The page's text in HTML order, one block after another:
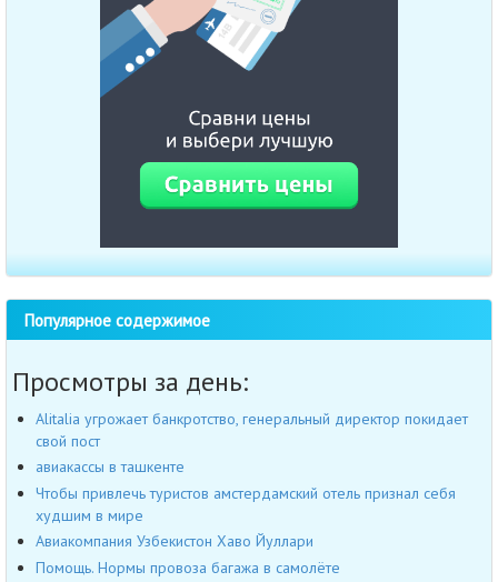
Популярное содержимое
Просмотры за день:
Alitalia угрожает банкротство, генеральный директор покидает
свой пост
авиакассы в ташкенте
Чтобы привлечь туристов амстердамский отель признал себя
худшим в мире
Авиакомпания Узбекистон Хаво Йуллари
Помощь. Нормы провоза багажа в самолёте